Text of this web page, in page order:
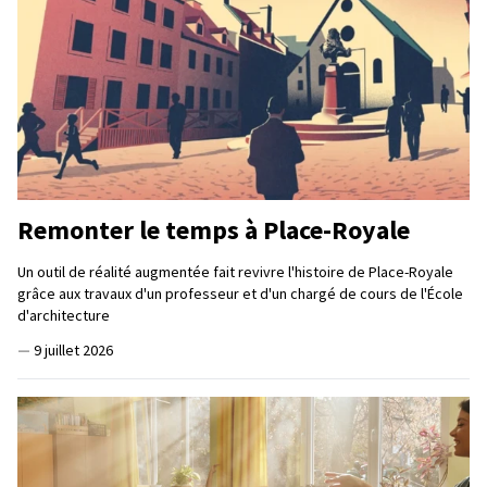
Remonter le temps à Place-Royale
Un outil de réalité augmentée fait revivre l'histoire de Place-Royale
grâce aux travaux d'un professeur et d'un chargé de cours de l'École
d'architecture
— 9 juillet 2026